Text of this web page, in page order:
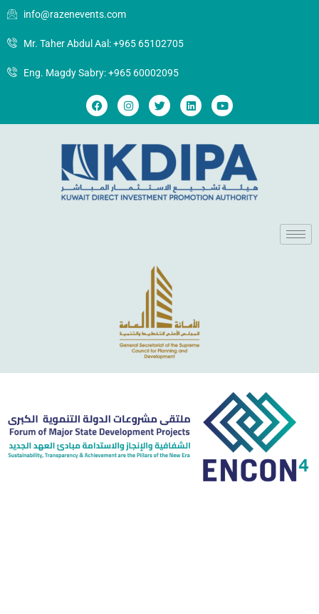
info@razenevents.com
Mr. Taher Abdul Aal: +965 65102705
Eng. Magdy Sabry: +965 60002095